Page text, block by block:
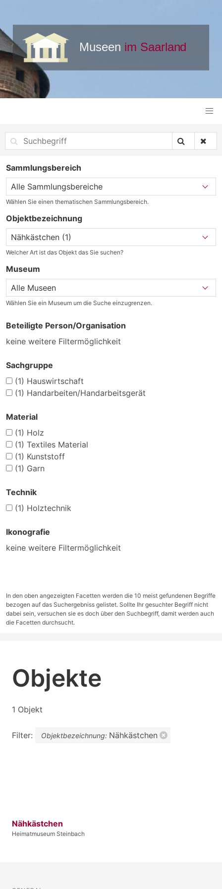
Sammlungsbereich
Wählen Sie einen thematischen Sammlungsbereich.
Objektbezeichnung
Welcher Art ist das Objekt das Sie suchen?
Museum
Wählen Sie ein Museum um die Suche einzugrenzen.
Beteiligte Person/Organisation
keine weitere Filtermöglichkeit
Sachgruppe
(1) Hauswirtschaft
(1) Handarbeiten/Handarbeitsgerät
Material
(1) Holz
(1) Textiles Material
(1) Kunststoff
(1) Garn
Technik
(1) Holztechnik
Ikonografie
keine weitere Filtermöglichkeit
In den oben angezeigten Facetten werden die 10 meist gefundenen Begriffe
bezogen auf das Suchergebniss gelistet. Sollte Ihr gesuchter Begriff nicht
dabei sein, versuchen sie es doch über den Suchbegriff, damit werden auch
die Facetten durchsucht.
Objekte
1 Objekt
Filter: Objektbezeichnung: Nähkästchen
Nähkästchen
Heimatmuseum Steinbach